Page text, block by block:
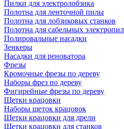
Пилки для электролобзика
Полотна для ленточной пилы
Полотна для лобзиковых станков
Полотна для сабельных электропил
Полировальные насадки
Зенкеры
Насадки для реноватора
Фрезы
Кромочные фрезы по дереву
Наборы фрез по дереву
Фигирейные фрезы по дереву
Щетки крацовки
Наборы щеток крацовок
Щетки крацовки для дрели
Щетки крацовки для станков